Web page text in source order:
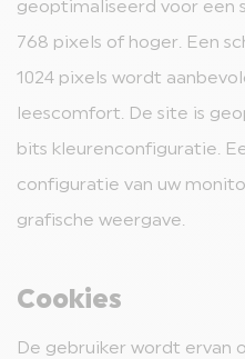
geoptimaliseerd voor een
768 pixels of hoger. Een
1024 pixels wordt
leescomfort. De site is
bits kleurenconfiguratie.
configuratie van uw
grafische weergave.
Cookies
De gebruiker wordt ervan